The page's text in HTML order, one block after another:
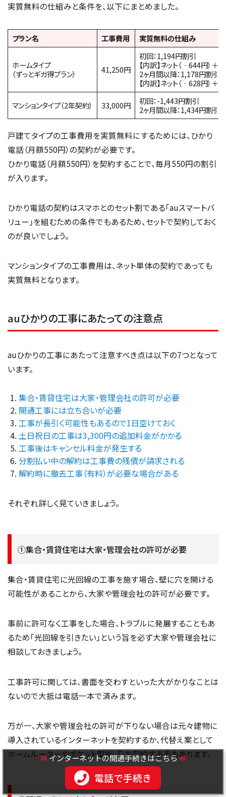
実質無料の仕組みと条件を、以下にまとめました。
プラン名 工事費用 実質無料の仕組み
ホームタイプ
（ずっとギガ得プラン）
41,250円
初回：1,194円割引
【内訳】ネット（‐644円）＋
2ヶ月間以降：1,178円割引
【内訳】ネット（‐628円）＋
マンションタイプ（2年契約） 33,000円
初回：-1,443円割引
2ヶ月間以降：1,434円割引
戸建てタイプの工事費用を実質無料にするためには、ひかり
電話（月額550円）の契約が必要です。
ひかり電話（月額550円）を契約することで、毎月550円の割引
が入ります。
ひかり電話の契約はスマホとのセット割である「auスマートバ
リュー」を組むための条件でもあるため、セットで契約しておく
のが良いでしょう。
マンションタイプの工事費用は、ネット単体の契約であっても
実質無料となります。
auひかりの工事にあたっての注意点
auひかりの工事にあたって注意すべき点は以下の7つとなって
います。
集合・賃貸住宅は大家・管理会社の許可が必要
開通工事には立ち合いが必要
工事が長引く可能性もあるので1日空けておく
土日祝日の工事は3,300円の追加料金がかかる
工事後はキャンセル料金が発生する
分割払い中の解約は工事費の残債が請求される
解約時に撤去工事（有料）が必要な場合がある
それぞれ詳しく見ていきましょう。
①集合・賃貸住宅は大家・管理会社の許可が必要
集合・賃貸住宅に光回線の工事を施す場合、壁に穴を開ける
可能性があることから、大家や管理会社の許可が必要です。
事前に許可なく工事をした場合、トラブルに発展することもあ
るため「光回線を引きたい」という旨を必ず大家や管理会社に
相談しておきましょう。
工事許可に関しては、書面を交わすといった大がかりなことは
ないので大抵は電話一本で済みます。
万が一、大家や管理会社の許可が下りない場合は元々建物に
導入されているインターネットを契約するか、代替え案として
ホームルーターやポケット型Wi-Fiを契約する手もあります。
インターネットの開通手続きはこちら
電話で手続き